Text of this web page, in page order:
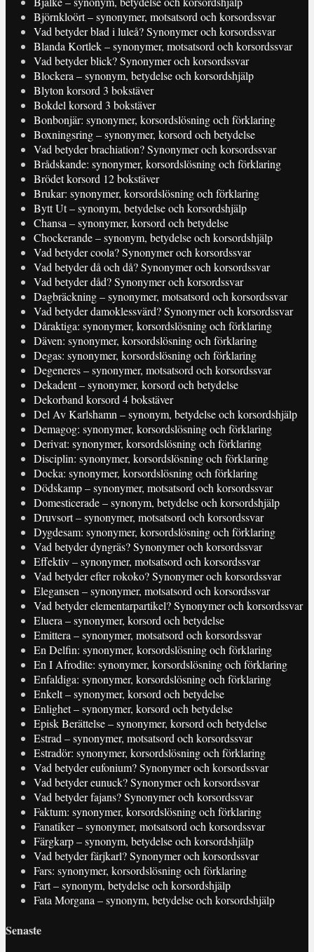
Björnkloört – synonymer, motsatsord och korsordssvar
Vad betyder blad i luleå? Synonymer och korsordssvar
Blanda Kortlek – synonymer, motsatsord och korsordssvar
Vad betyder blick? Synonymer och korsordssvar
Blockera – synonym, betydelse och korsordshjälp
Blyton korsord 3 bokstäver
Bokdel korsord 3 bokstäver
Bonbonjär: synonymer, korsordslösning och förklaring
Boxningsring – synonymer, korsord och betydelse
Vad betyder brachiation? Synonymer och korsordssvar
Brådskande: synonymer, korsordslösning och förklaring
Brödet korsord 12 bokstäver
Brukar: synonymer, korsordslösning och förklaring
Bytt Ut – synonym, betydelse och korsordshjälp
Chansa – synonymer, korsord och betydelse
Chockerande – synonym, betydelse och korsordshjälp
Vad betyder coola? Synonymer och korsordssvar
Vad betyder då och då? Synonymer och korsordssvar
Vad betyder dåd? Synonymer och korsordssvar
Dagbräckning – synonymer, motsatsord och korsordssvar
Vad betyder damoklessvärd? Synonymer och korsordssvar
Dåraktiga: synonymer, korsordslösning och förklaring
Däven: synonymer, korsordslösning och förklaring
Degas: synonymer, korsordslösning och förklaring
Degeneres – synonymer, motsatsord och korsordssvar
Dekadent – synonymer, korsord och betydelse
Dekorband korsord 4 bokstäver
Del Av Karlshamn – synonym, betydelse och korsordshjälp
Demagog: synonymer, korsordslösning och förklaring
Derivat: synonymer, korsordslösning och förklaring
Disciplin: synonymer, korsordslösning och förklaring
Docka: synonymer, korsordslösning och förklaring
Dödskamp – synonymer, motsatsord och korsordssvar
Domesticerade – synonym, betydelse och korsordshjälp
Druvsort – synonymer, motsatsord och korsordssvar
Dygdesam: synonymer, korsordslösning och förklaring
Vad betyder dyngräs? Synonymer och korsordssvar
Effektiv – synonymer, motsatsord och korsordssvar
Vad betyder efter rokoko? Synonymer och korsordssvar
Elegansen – synonymer, motsatsord och korsordssvar
Vad betyder elementarpartikel? Synonymer och korsordssvar
Eluera – synonymer, korsord och betydelse
Emittera – synonymer, motsatsord och korsordssvar
En Delfin: synonymer, korsordslösning och förklaring
En I Afrodite: synonymer, korsordslösning och förklaring
Enfaldiga: synonymer, korsordslösning och förklaring
Enkelt – synonymer, korsord och betydelse
Enlighet – synonymer, korsord och betydelse
Episk Berättelse – synonymer, korsord och betydelse
Estrad – synonymer, motsatsord och korsordssvar
Estradör: synonymer, korsordslösning och förklaring
Vad betyder eufonium? Synonymer och korsordssvar
Vad betyder eunuck? Synonymer och korsordssvar
Vad betyder fajans? Synonymer och korsordssvar
Faktum: synonymer, korsordslösning och förklaring
Fanatiker – synonymer, motsatsord och korsordssvar
Färgkarp – synonym, betydelse och korsordshjälp
Vad betyder färjkarl? Synonymer och korsordssvar
Fars: synonymer, korsordslösning och förklaring
Fart – synonym, betydelse och korsordshjälp
Fata Morgana – synonym, betydelse och korsordshjälp
Senaste